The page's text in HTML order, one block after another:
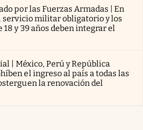
por las Fuerzas Armadas | En
servicio militar obligatorio y los
18 y 39 años deben integrar el
| México, Perú y República
el ingreso al país a todas las
la renovación del